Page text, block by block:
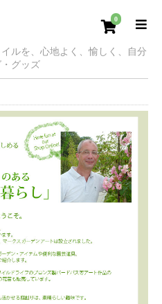
0
ルを、心地よく、愉しく、自分
グッズ